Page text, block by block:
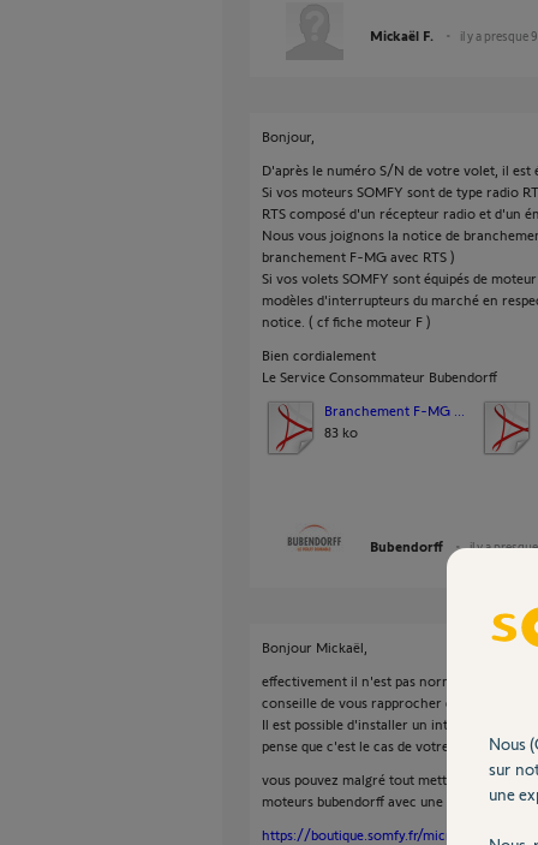
Mickaël F. il y a presque
Bonjour,
D'après le numéro S/N de votre volet, il est
Si vos moteurs SOMFY sont de type radio
RTS composé d'un récepteur radio et d'un
Nous vous joignons la notice de
branchement F-MG avec RTS )
Si vos volets SOMFY sont équipés de
modèles d'interrupteurs du marché en
notice. ( cf fiche moteur F )
Bien cordialement
Le Service Consommateur Bubendorff
Branchement F-MG ...
83 ko
Bubendorff il y a
Bonjour Mickaël,
effectivement il n'est pas normal que l'on
conseille de vous rapprocher directement
Il est possible d'installer un interrupteur
pense que c'est le cas de votre installation.
vous pouvez malgré tout mettre un micro
moteurs bubendorff avec une
https://boutique.somfy.fr/micro-module-
Nous
sur
une